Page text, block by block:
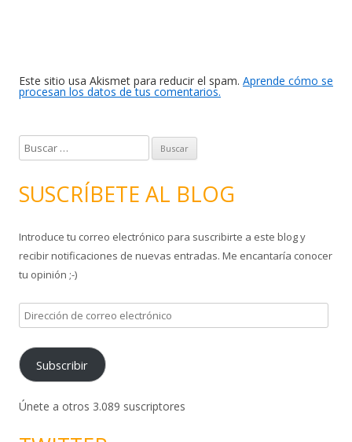
Este sitio usa Akismet para reducir el spam. Aprende cómo se
procesan los datos de tus comentarios.
u
c
r
:
SUSCRÍBETE AL BLOG
Introduce tu correo electrónico para suscribirte a este blog y
recibir notificaciones de nuevas entradas. Me encantaría conocer
tu opinión ;-)
i
e
c
Subscribir
Únete a otros 3.089 suscriptores